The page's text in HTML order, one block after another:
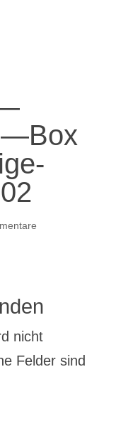
nicht
Felder sind